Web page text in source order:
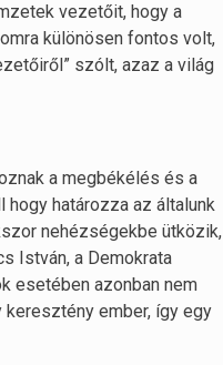
vezetőit, hogy a
különösen fontos volt,
szólt, azaz a világ
a megbékélés és a
határozza az általunk
nehézségekbe ütközik,
István, a Demokrata
esetében azonban nem
ember, így egy